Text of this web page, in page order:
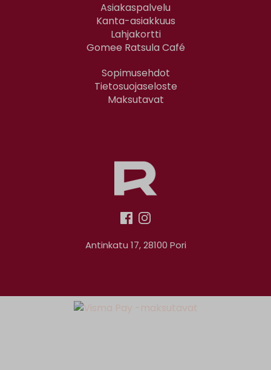
Asiakaspalvelu
Kanta-asiakkuus
Lahjakortti
Gomee Ratsula Café
Antinkatu 17, 28100 Pori
Sopimusehdot
Tietosuojaseloste
Maksutavat